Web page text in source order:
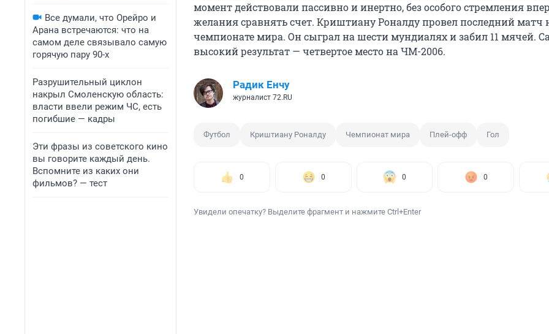
Все думали, что Орейро и
Арана встречаются: что на
самом деле связывало самую
горячую пару 90-х
Разрушительный циклон
накрыл Смоленскую область:
власти ввели режим ЧС, есть
погибшие — кадры
Эти фразы из советского кино
вы говорите каждый день.
Вспомните из каких они
фильмов? — тест
момент действовали пассивно и инертно, без особого стремления
желания сравнять счет. Криштиану Роналду провел последний матч
чемпионате мира. Он сыграл на шести мундиалях и забил 11 мячей.
высокий результат — четвертое место на ЧМ-2006.
Радик Енчу
журналист 72.RU
Футбол Криштиану Роналду Чемпионат мира Плей-офф Гол
0 0 0 0
Увидели опечатку? Выделите фрагмент и нажмите Ctrl+Enter